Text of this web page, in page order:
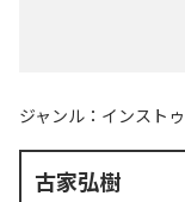
ジャンル： インスト
古家弘樹